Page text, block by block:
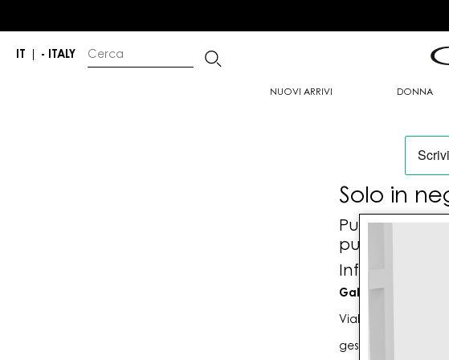
IT - ITALY
NUOVI ARRIVI DONNA
Solo in
Puoi trovare
punti vendita:
Info contatti
Gaballo Mario srl
Viale G. Matteotti